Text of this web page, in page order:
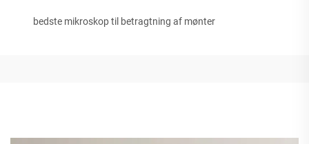
bedste mikroskop til betragtning af mønter